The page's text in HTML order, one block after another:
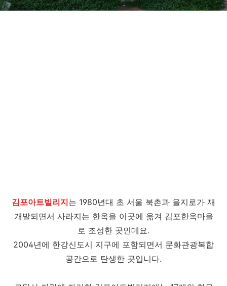
김포아트빌리지는 1980년대 초 서울 북촌과 을지로가 재
개발되면서 사라지는 한옥을 이곳에 옮겨 김포한옥마을
로 조성한 곳인데요.
2004년에 한강신도시 지구에 포함되면서 문화관광복합
공간으로 탄생한 곳입니다.